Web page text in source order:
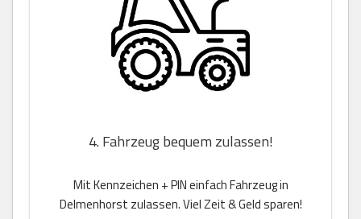
4. Fahrzeug bequem zulassen!
Mit Kennzeichen + PIN einfach Fahrzeug in
Delmenhorst zulassen. Viel Zeit & Geld sparen!